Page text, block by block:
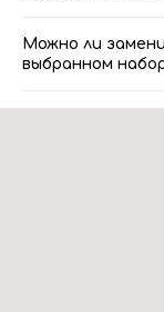
Можно ли
выбранном